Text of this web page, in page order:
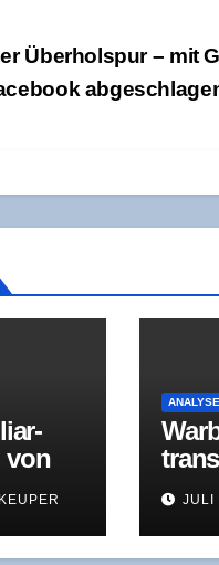
Über­hol­spur – mit
von
ANALYSE
dus:
lich
JULI